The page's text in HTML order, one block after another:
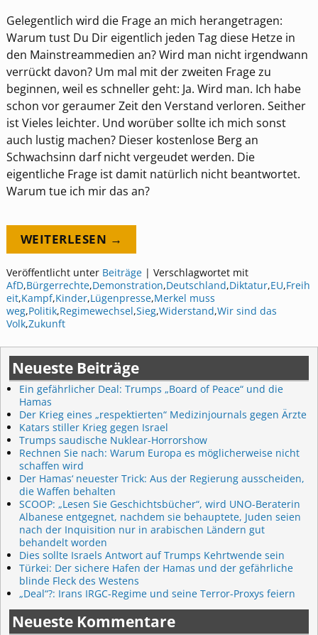
Gelegentlich wird die Frage an mich herangetragen:
Warum tust Du Dir eigentlich jeden Tag diese Hetze in
den Mainstreammedien an? Wird man nicht irgendwann
verrückt davon? Um mal mit der zweiten Frage zu
beginnen, weil es schneller geht: Ja. Wird man. Ich habe
schon vor geraumer Zeit den Verstand verloren. Seither
ist Vieles leichter. Und worüber sollte ich mich sonst
auch lustig machen? Dieser kostenlose Berg an
Schwachsinn darf nicht vergeudet werden. Die
eigentliche Frage ist damit natürlich nicht beantwortet.
Warum tue ich mir das an?
WEITERLESEN →
Veröffentlicht unter Beiträge| Verschlagwortet mit
AfD,Bürgerrechte,Demonstration,Deutschland,Diktatur,EU,Freih
eit,Kampf,Kinder,Lügenpresse,Merkel muss
weg,Politik,Regimewechsel,Sieg,Widerstand,Wir sind das
Volk,Zukunft
Neueste Beiträge
Ein gefährlicher Deal: Trumps „Board of Peace“ und die
Hamas
Der Krieg eines „respektierten“ Medizinjournals gegen Ärzte
Katars stiller Krieg gegen Israel
Trumps saudische Nuklear-Horrorshow
Rechnen Sie nach: Warum Europa es möglicherweise nicht
schaffen wird
Der Hamas‘ neuester Trick: Aus der Regierung ausscheiden,
die Waffen behalten
SCOOP: „Lesen Sie Geschichtsbücher“, wird UNO-Beraterin
Albanese entgegnet, nachdem sie behauptete, Juden seien
nach der Inquisition nur in arabischen Ländern gut
behandelt worden
Dies sollte Israels Antwort auf Trumps Kehrtwende sein
Türkei: Der sichere Hafen der Hamas und der gefährliche
blinde Fleck des Westens
„Deal“?: Irans IRGC-Regime und seine Terror-Proxys feiern
Neueste Kommentare